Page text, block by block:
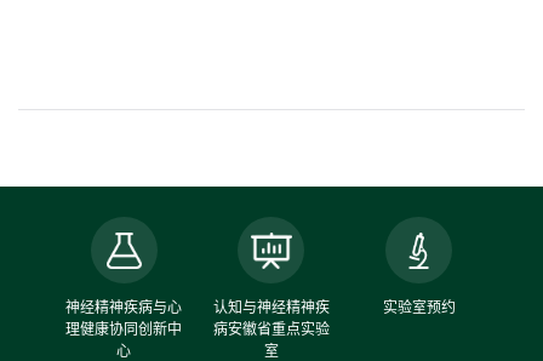
神经精神疾病与心
理健康协同创新中
心
认知与神经精神疾
病安徽省重点实验
室
实验室预约